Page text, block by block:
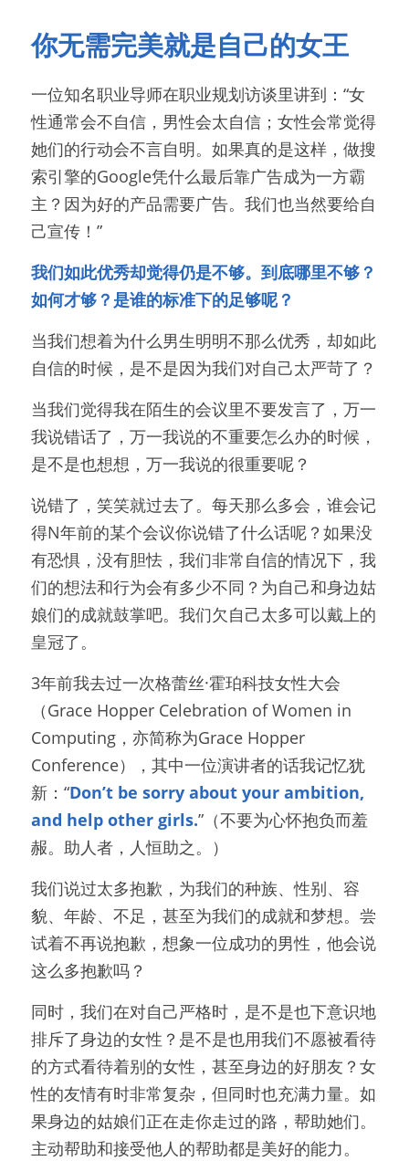
你无需完美就是自己的女王
一位知名职业导师在职业规划访谈里讲到：“女
性通常会不自信，男性会太自信；女性会常觉得
她们的行动会不言自明。如果真的是这样，做搜
索引擎的Google凭什么最后靠广告成为一方霸
主？因为好的产品需要广告。我们也当然要给自
己宣传！”
我们如此优秀却觉得仍是不够。到底哪里不够？
如何才够？是谁的标准下的足够呢？
当我们想着为什么男生明明不那么优秀，却如此
自信的时候，是不是因为我们对自己太严苛了？
当我们觉得我在陌生的会议里不要发言了，万一
我说错话了，万一我说的不重要怎么办的时候，
是不是也想想，万一我说的很重要呢？
说错了，笑笑就过去了。每天那么多会，谁会记
得N年前的某个会议你说错了什么话呢？如果没
有恐惧，没有胆怯，我们非常自信的情况下，我
们的想法和行为会有多少不同？为自己和身边姑
娘们的成就鼓掌吧。我们欠自己太多可以戴上的
皇冠了。
3年前我去过一次格蕾丝·霍珀科技女性大会
（Grace Hopper Celebration of Women in
Computing，亦简称为Grace Hopper
Conference），其中一位演讲者的话我记忆犹
新：“Don’t be sorry about your ambition,
and help other girls.”（不要为心怀抱负而羞
赧。助人者，人恒助之。）
我们说过太多抱歉，为我们的种族、性别、容
貌、年龄、不足，甚至为我们的成就和梦想。尝
试着不再说抱歉，想象一位成功的男性，他会说
这么多抱歉吗？
同时，我们在对自己严格时，是不是也下意识地
排斥了身边的女性？是不是也用我们不愿被看待
的方式看待着别的女性，甚至身边的好朋友？女
性的友情有时非常复杂，但同时也充满力量。如
果身边的姑娘们正在走你走过的路，帮助她们。
主动帮助和接受他人的帮助都是美好的能力。